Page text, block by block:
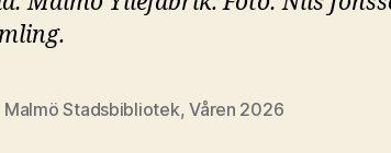
Malmö Stadsbibliotek,Våren 2026